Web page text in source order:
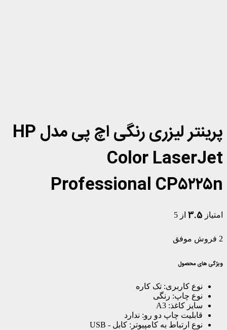
پرینتر لیزری رنگی اچ پی مدل HP
Color LaserJet
Professional CP۵۲۲۵n
امتیاز 3.5 از 5
2 فروش موفق
ویژگی های محصول
نوع کاربری: تک کاره
نوع چاپ: رنگی
سایز کاغذ:
قابلیت چاپ دو رو: ندارد
نوع ارتباط به کامپیوتر: کابل - USB